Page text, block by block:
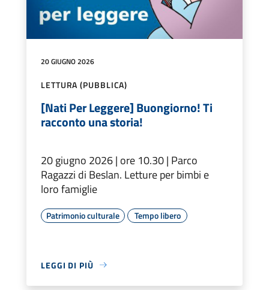
20 GIUGNO 2026
LETTURA (PUBBLICA)
[Nati Per Leggere] Buongiorno! Ti
racconto una storia!
20 giugno 2026 | ore 10.30 | Parco
Ragazzi di Beslan. Letture per bimbi e
loro famiglie
Patrimonio culturale Tempo libero
LEGGI DI PIÙ